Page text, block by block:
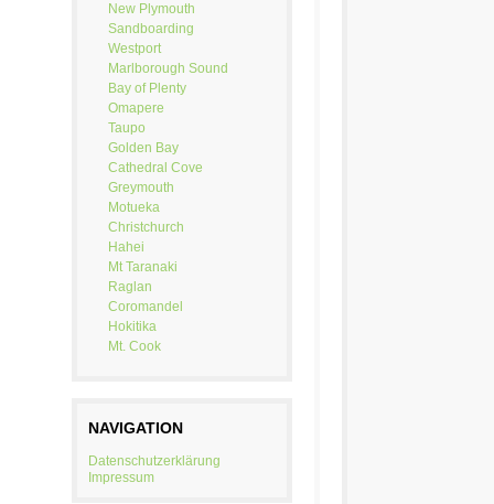
New Plymouth
Sandboarding
Westport
Marlborough Sound
Bay of Plenty
Omapere
Taupo
Golden Bay
Cathedral Cove
Greymouth
Motueka
Christchurch
Hahei
Mt Taranaki
Raglan
Coromandel
Hokitika
Mt. Cook
NAVIGATION
Datenschutzerklärung
Impressum